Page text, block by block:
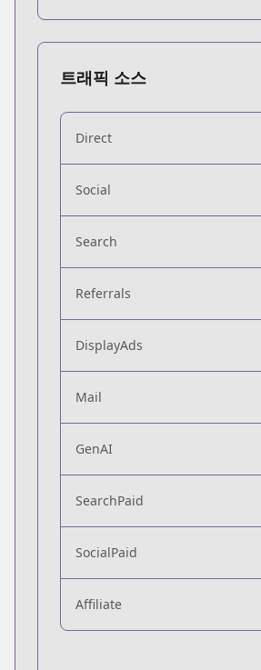
트래픽 소스
Direct
Social
Search
Referrals
DisplayAds
Mail
GenAI
SearchPaid
SocialPaid
Affiliate